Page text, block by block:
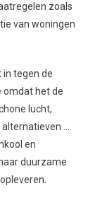
zoals
van woningen
in tegen de
omdat het de
lucht,
…
en
duurzame